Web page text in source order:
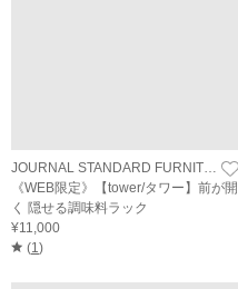
《WEB限定》【tower/タワー】前が開
く 隠せる調味料ラック
¥11,000
(1 )